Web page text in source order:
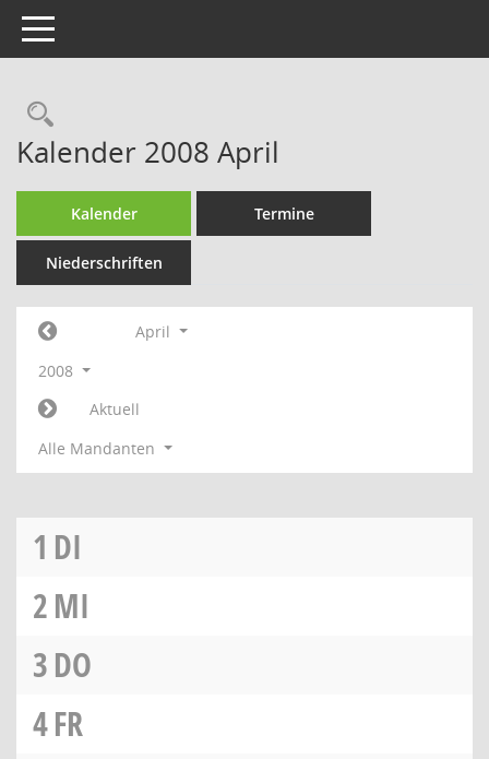
Toggle navigation
Rechercheauswahl
Kalender 2008 April
Kalender Termine
Niederschriften
April
2008
Aktuell
Alle Mandanten
1 DI
2MI
3DO
4FR